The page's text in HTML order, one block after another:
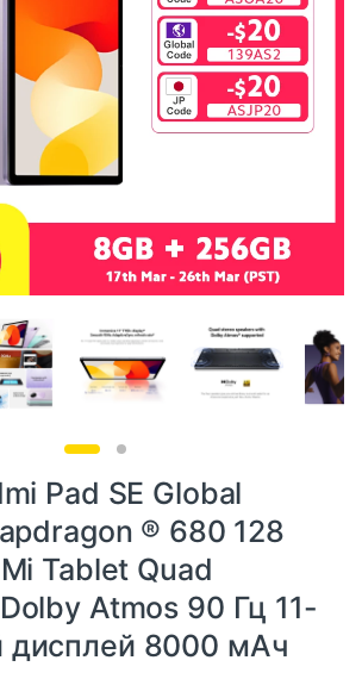
Pad SE Global
® 680 128
Tablet Quad
Atmos 90 Гц 11-
8000 мАч